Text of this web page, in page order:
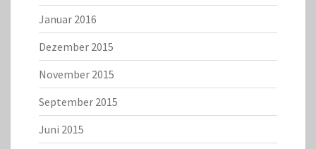
Januar 2016
Dezember 2015
November 2015
September 2015
Juni 2015